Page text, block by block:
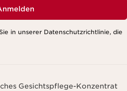
in unserer Datenschutzrichtlinie, die
Gesichtspflege-Konzentrat